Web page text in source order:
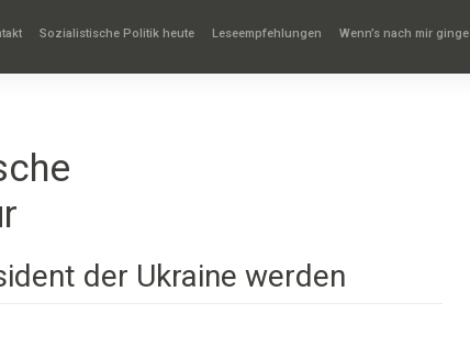
Sozialistische Politik heute Leseempfehlungen Wenn’s nach mir ginge
der Ukraine werden